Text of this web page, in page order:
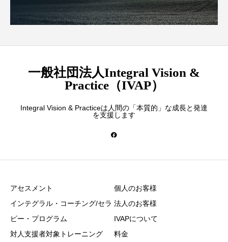
一般社団法人Integral Vision &
Practice（IVAP）
Integral Vision & Practiceは人間の「本質的」な成長と発達
を支援します
アセスメント
インテグラル・コーチング/セラ
ピー・プログラム
対人支援者対象トレーニング
個人のお客様
法人のお客様
IVAPについて
料金